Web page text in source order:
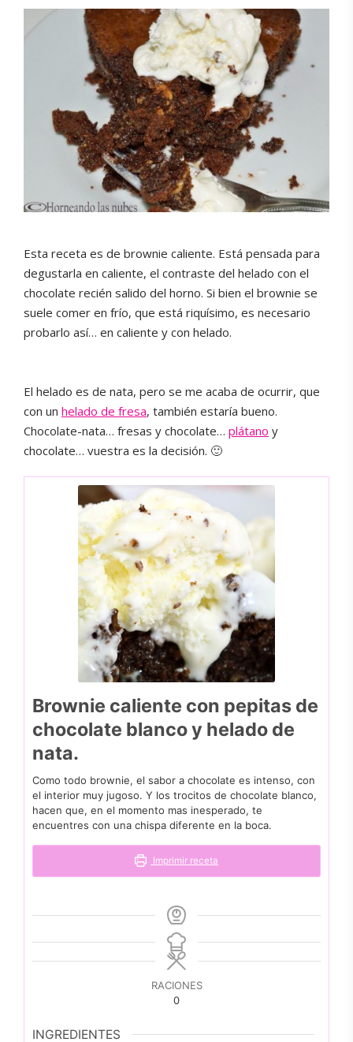
Esta receta es de brownie caliente. Está pensada para
degustarla en caliente, el contraste del helado con el
chocolate recién salido del horno. Si bien el brownie se
suele comer en frío, que está riquísimo, es necesario
probarlo así… en caliente y con helado.
El helado es de nata, pero se me acaba de ocurrir, que
con un helado de fresa, también estaría bueno.
Chocolate-nata… fresas y chocolate… plátano y
chocolate… vuestra es la decisión. 🙂
Brownie caliente con pepitas de
chocolate blanco y helado de
nata.
Como todo brownie, el sabor a chocolate es intenso, con
el interior muy jugoso. Y los trocitos de chocolate blanco,
hacen que, en el momento mas inesperado, te
encuentres con una chispa diferente en la boca.
Imprimir receta
RACIONES
0
INGREDIENTES